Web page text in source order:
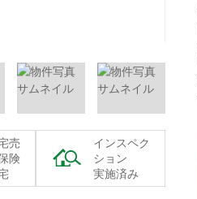
売
険
インスペク
ション
実施済み